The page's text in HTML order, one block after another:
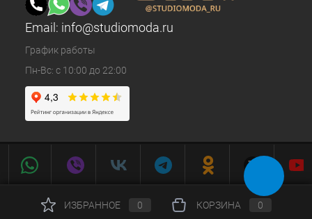
Email: info@studiomoda.ru
График работы
Пн-Вс: с 10:00 до 22:00
ИЗБРАННОЕ 0 КОРЗИНА 0